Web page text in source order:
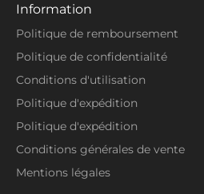
Information
Politique de remboursement
Politique de confidentialité
Conditions d'utilisation
Politique d'expédition
Politique d'expédition
Conditions générales de vente
Mentions légales